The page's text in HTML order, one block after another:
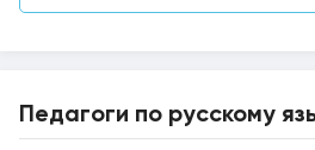
Педагоги по русскому